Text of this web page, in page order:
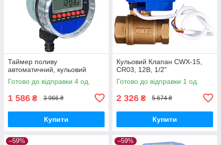
Таймер поливу
автоматичний, кульовий
Готово до відправки 4 од.
1 586 ₴ 3 966 ₴
Купити
Кульовий Клапан CWX-15,
CR03, 12В, 1/2"
Готово до відправки 1 од.
2 326 ₴ 5 674 ₴
Купити
–59% –59%